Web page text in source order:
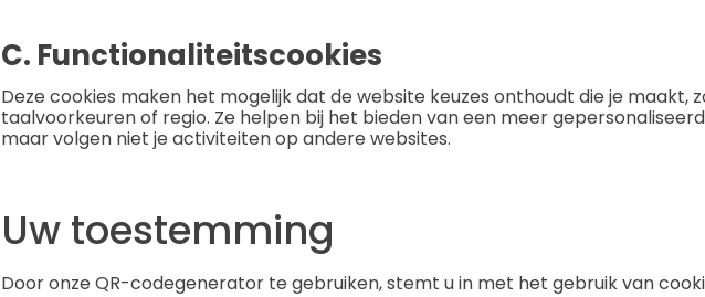
C. Functionaliteitscookies
Deze cookies maken het mogelijk dat de website keuzes onthoudt die je maakt,
taalvoorkeuren of regio. Ze helpen bij het bieden van een meer
maar volgen niet je activiteiten op andere websites.
Uw toestemming
Door onze QR-codegenerator te gebruiken, stemt u in met het gebruik van